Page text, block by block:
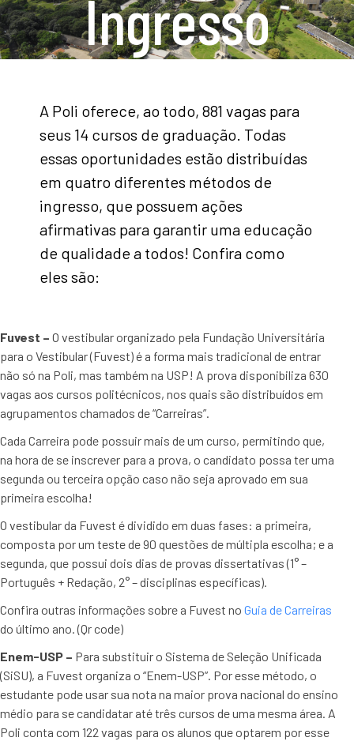
Ingresso
A Poli oferece, ao todo, 881 vagas para
seus 14 cursos de graduação. Todas
essas oportunidades estão distribuídas
em quatro diferentes métodos de
ingresso, que possuem ações
afirmativas para garantir uma educação
de qualidade a todos! Confira como
eles são:
Fuvest – O vestibular organizado pela Fundação Universitária
para o Vestibular (Fuvest) é a forma mais tradicional de entrar
não só na Poli, mas também na USP! A prova disponibiliza 630
vagas aos cursos politécnicos, nos quais são distribuídos em
agrupamentos chamados de “Carreiras”.
Cada Carreira pode possuir mais de um curso, permitindo que,
na hora de se inscrever para a prova, o candidato possa ter uma
segunda ou terceira opção caso não seja aprovado em sua
primeira escolha!
O vestibular da Fuvest é dividido em duas fases: a primeira,
composta por um teste de 90 questões de múltipla escolha; e a
segunda, que possui dois dias de provas dissertativas (1° –
Português + Redação, 2° – disciplinas específicas).
Confira outras informações sobre a Fuvest no Guia de Carreiras
do último ano. (Qr code)
Enem-USP – Para substituir o Sistema de Seleção Unificada
(SiSU), a Fuvest organiza o “Enem-USP”. Por esse método, o
estudante pode usar sua nota na maior prova nacional do ensino
médio para se candidatar até três cursos de uma mesma área. A
Poli conta com 122 vagas para os alunos que optarem por esse